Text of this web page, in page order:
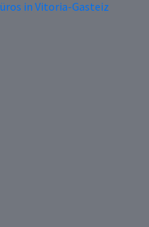
in Vitoria-Gasteiz